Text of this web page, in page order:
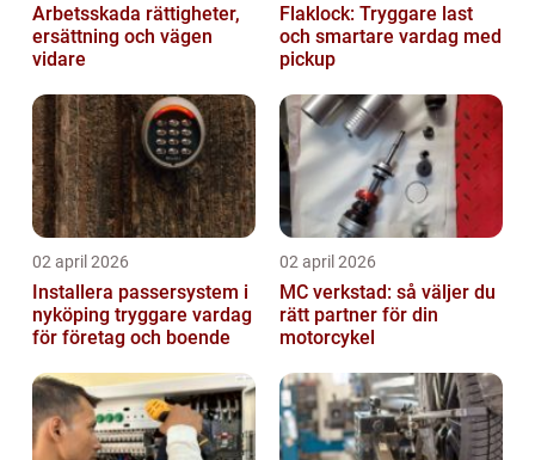
Arbetsskada rättigheter,
ersättning och vägen
vidare
Flaklock: Tryggare last
och smartare vardag med
pickup
02 april 2026
Installera passersystem i
nyköping tryggare vardag
för företag och boende
02 april 2026
MC verkstad: så väljer du
rätt partner för din
motorcykel